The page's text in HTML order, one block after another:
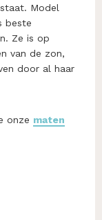
Model
beste
Ze is op
van de zon,
door al haar
onze maten